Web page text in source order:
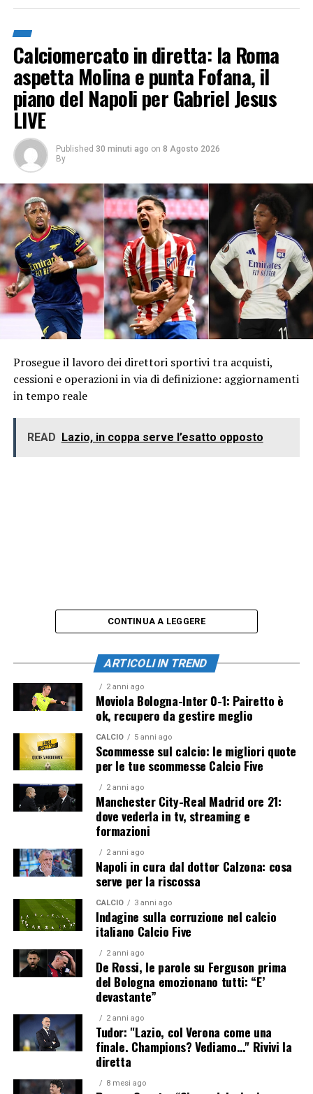
Calciomercato in diretta: la Roma
aspetta Molina e punta Fofana, il
piano del Napoli per Gabriel Jesus
LIVE
Published 30 minuti ago on 8 Agosto 2026
By
Prosegue il lavoro dei direttori sportivi tra acquisti,
cessioni e operazioni in via di definizione: aggiornamenti
in tempo reale
READ Lazio, in coppa serve l’esatto opposto
CONTINUA A LEGGERE
ARTICOLI IN TREND
2 anni ago
Moviola Bologna-Inter 0-1: Pairetto è
ok, recupero da gestire meglio
CALCIO 5 anni ago
Scommesse sul calcio: le migliori quote
per le tue scommesse Calcio Five
2 anni ago
Manchester City-Real Madrid ore 21:
dove vederla in tv, streaming e
formazioni
2 anni ago
Napoli in cura dal dottor Calzona: cosa
serve per la riscossa
CALCIO 3 anni ago
Indagine sulla corruzione nel calcio
italiano Calcio Five
2 anni ago
De Rossi, le parole su Ferguson prima
del Bologna emozionano tutti: “E’
devastante”
2 anni ago
Tudor: "Lazio, col Verona come una
finale. Champions? Vediamo…" Rivivi la
diretta
8 mesi ago